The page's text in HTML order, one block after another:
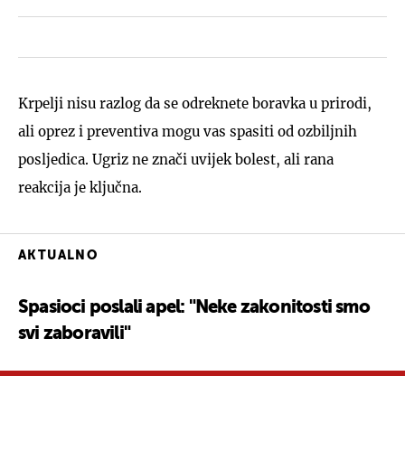
Krpelji nisu razlog da se odreknete boravka u prirodi,
ali oprez i preventiva mogu vas spasiti od ozbiljnih
posljedica. Ugriz ne znači uvijek bolest, ali rana
reakcija je ključna.
AKTUALNO
Spasioci poslali apel: "Neke zakonitosti smo
svi zaboravili"